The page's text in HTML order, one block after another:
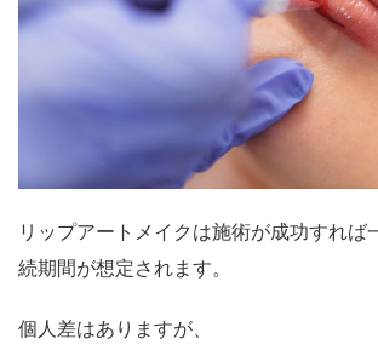
リップアートメイクは施術が成功すれば
続期間が想定されます。
個人差はありますが、